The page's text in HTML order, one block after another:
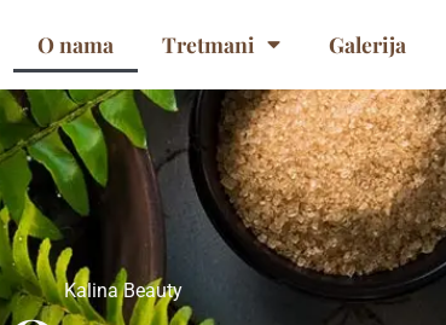
O nama Tretmani Galerija
Kalina Beauty